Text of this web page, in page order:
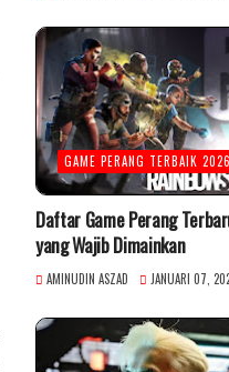
GAME PERANG TERBAIK 2026
Daftar Game Perang
yang Wajib Dimainkan
AMINUDIN ASZAD JANUARI 07,